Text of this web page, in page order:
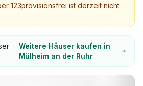
123provisionsfrei ist derzeit nicht
Weitere Häuser kaufen in
Mülheim an der Ruhr